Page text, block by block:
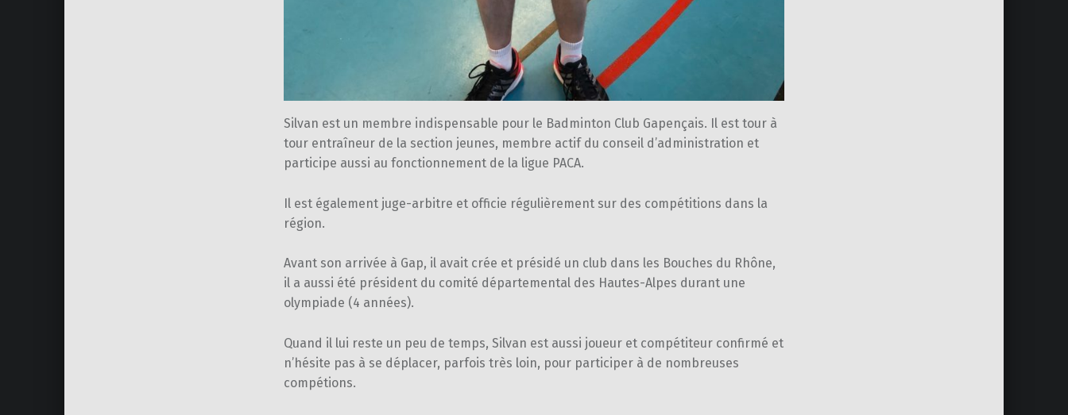
Silvan est un membre indispensable pour le Badminton Club Gapençais. Il est tour à
tour entraîneur de la section jeunes, membre actif du conseil d’administration et
participe aussi au fonctionnement de la ligue PACA.
Il est également juge-arbitre et officie régulièrement sur des compétitions dans la
région.
Avant son arrivée à Gap, il avait crée et présidé un club dans les Bouches du Rhône,
il a aussi été président du comité départemental des Hautes-Alpes durant une
olympiade (4 années).
Quand il lui reste un peu de temps, Silvan est aussi joueur et compétiteur confirmé et
n’hésite pas à se déplacer, parfois très loin, pour participer à de nombreuses
compétions.